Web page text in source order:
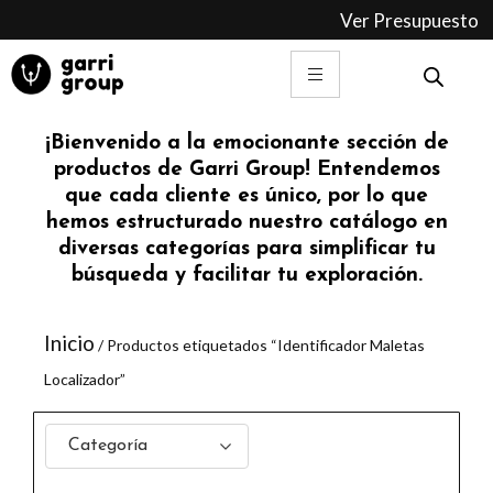
contenido
Ver Presupuesto
¡Bienvenido a la emocionante sección de
productos de Garri Group! Entendemos
que cada cliente es único, por lo que
hemos estructurado nuestro catálogo en
diversas categorías para simplificar tu
búsqueda y facilitar tu exploración.
Inicio / Productos etiquetados “Identificador Maletas
Localizador”
Categoría